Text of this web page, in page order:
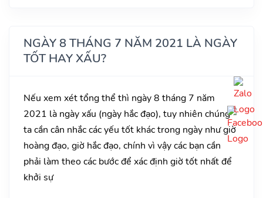
NGÀY 8 THÁNG 7 NĂM 2021 LÀ NGÀY
TỐT HAY XẤU?
Nếu xem xét tổng thể thì ngày 8 tháng 7 năm
2021 là ngày xấu (ngày hắc đạo), tuy nhiên chúng
ta cần cân nhắc các yếu tốt khác trong ngày như giờ
hoàng đạo, giờ hắc đạo, chính vì vậy các bạn cần
phải làm theo các bước để xác định giờ tốt nhất để
khởi sự